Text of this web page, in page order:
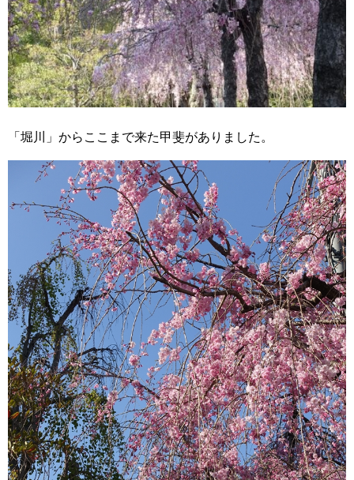
「堀川」からここまで来た甲斐がありました。